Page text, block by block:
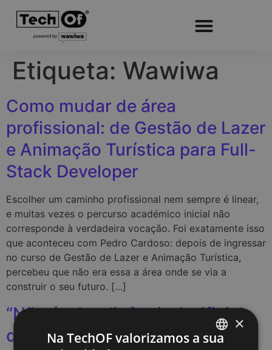
Etiqueta: Wawiwa
Como mudar de área
profissional: de Gestão de Lazer
e Animação Turística para Full-
Stack Developer
Escolher um caminho profissional nem sempre é linear,
e muitas vezes o percurso académico inicial não
corresponde à verdadeira vocação. Foi exatamente isso
que aconteceu com Pedro Cardoso: depois de ingressar
no curso de Gestão de Lazer e Animação Turística,
percebeu que não era essa a área onde se via a
construir o seu futuro. […]
“Não é a Inteligência Artificial
que te vai tirar o trabalho, mas
×
Na TechOF valorizamos a sua